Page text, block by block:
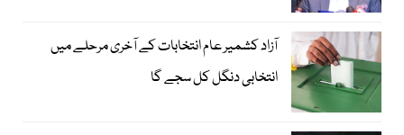
آزاد کشمیر عام انتخابات کے آخری مرحلے میں
انتخابی دنگل کل سجے گا